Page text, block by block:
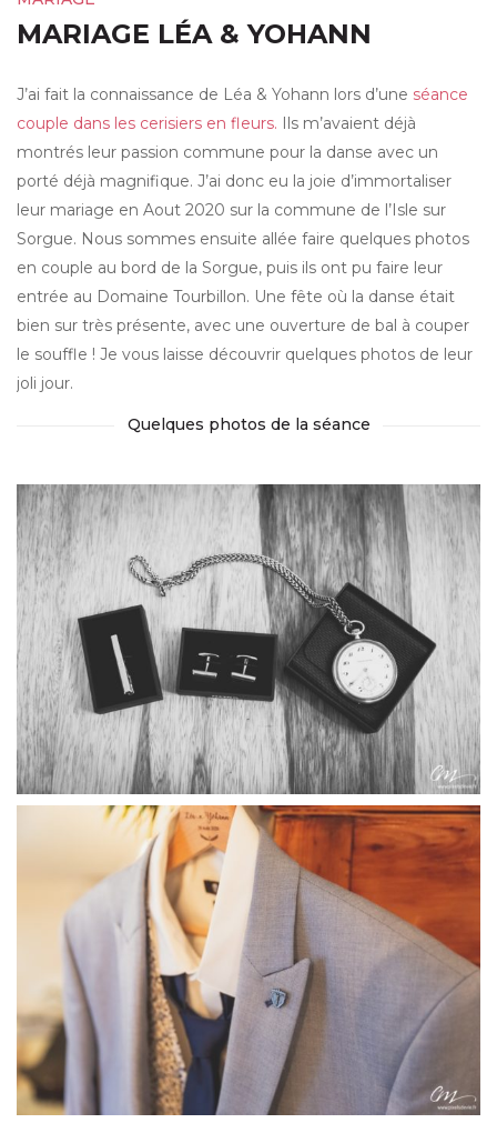
MARIAGE LÉA & YOHANN
J’ai fait la connaissance de Léa & Yohann lors d’une séance
couple dans les cerisiers en fleurs. Ils m’avaient déjà
montrés leur passion commune pour la danse avec un
porté déjà magnifique. J’ai donc eu la joie d’immortaliser
leur mariage en Aout 2020 sur la commune de l’Isle sur
Sorgue. Nous sommes ensuite allée faire quelques photos
en couple au bord de la Sorgue, puis ils ont pu faire leur
entrée au Domaine Tourbillon. Une fête où la danse était
bien sur très présente, avec une ouverture de bal à couper
le souffle ! Je vous laisse découvrir quelques photos de leur
joli jour.
Quelques photos de la séance